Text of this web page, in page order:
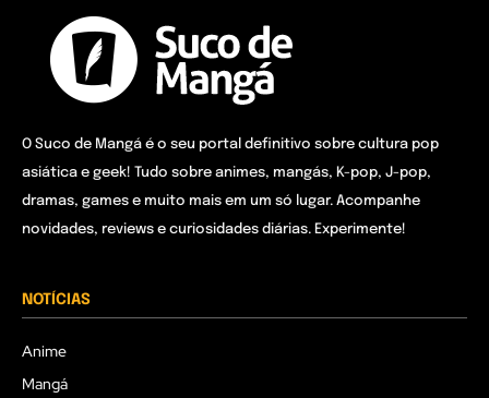
O Suco de Mangá é o seu portal definitivo sobre cultura pop
asiática e geek! Tudo sobre animes, mangás, K-pop, J-pop,
dramas, games e muito mais em um só lugar. Acompanhe
novidades, reviews e curiosidades diárias. Experimente!
NOTÍCIAS
Anime
Mangá